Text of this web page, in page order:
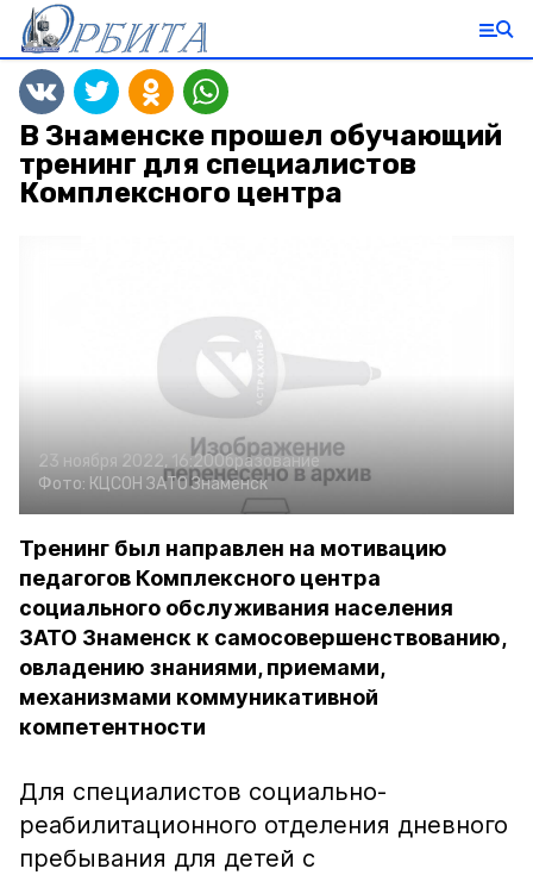
В Знаменске прошел обучающий
тренинг для специалистов
Комплексного центра
23 ноября 2022, 16:20Образование
Фото: КЦСОН ЗАТО Знаменск
Тренинг был направлен на мотивацию
педагогов Комплексного центра
социального обслуживания населения
ЗАТО Знаменск к самосовершенствованию,
овладению знаниями, приемами,
механизмами коммуникативной
компетентности
Для специалистов социально-
реабилитационного отделения дневного
пребывания для детей с